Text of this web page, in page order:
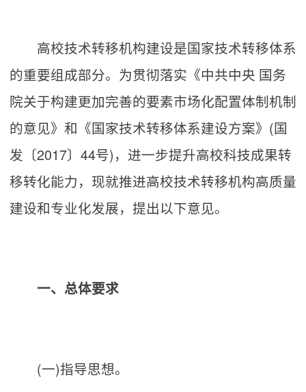
高校技术转移机构建设是国家技术转移体系
的重要组成部分。为贯彻落实《中共中央 国务
院关于构建更加完善的要素市场化配置体制机制
的意见》和《国家技术转移体系建设方案》(国
发〔2017〕44号)，进一步提升高校科技成果转
移转化能力，现就推进高校技术转移机构高质量
建设和专业化发展，提出以下意见。
一、总体要求
(一)指导思想。